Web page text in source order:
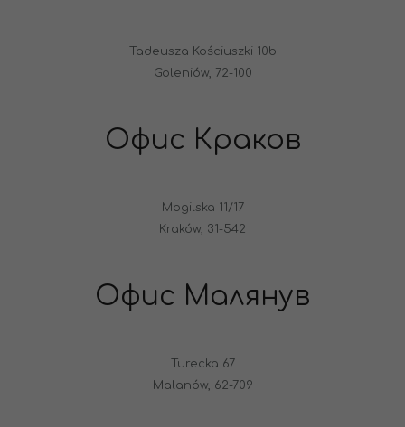
Tadeusza Kościuszki 10b
Goleniów, 72-100
Офис Краков
Mogilska 11/17
Kraków, 31-542
Офис Малянув
Turecka 67
Malanów, 62-709